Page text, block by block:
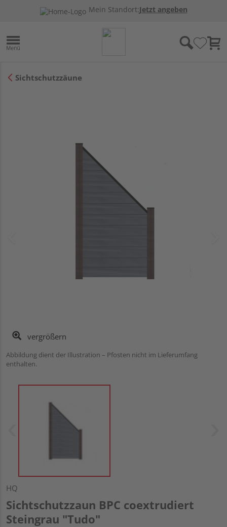
Mein Standort:Jetzt angeben
Sichtschutzzäune
vergrößern
Abbildung dient der Illustration – Pfosten nicht im Lieferumfang
enthalten.
HQ
Sichtschutzzaun BPC coextrudiert
Steingrau "Tudo"